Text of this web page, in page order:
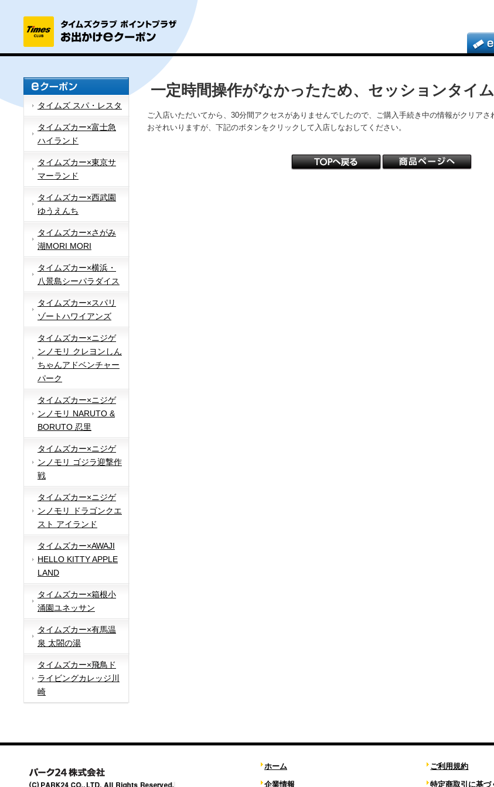
タイムズ スパ・レスタ
タイムズカー×富士急
ハイランド
タイムズカー×東京サ
マーランド
タイムズカー×西武園
ゆうえんち
タイムズカー×さがみ
湖MORI MORI
タイムズカー×横浜・
八景島シーパラダイス
タイムズカー×スパリ
ゾートハワイアンズ
タイムズカー×ニジゲ
ンノモリ クレヨンしん
ちゃんアドベンチャー
パーク
タイムズカー×ニジゲ
ンノモリ NARUTO &
BORUTO 忍里
タイムズカー×ニジゲ
ンノモリ ゴジラ迎撃作
戦
タイムズカー×ニジゲ
ンノモリ ドラゴンクエ
スト アイランド
タイムズカー×AWAJI
HELLO KITTY APPLE
LAND
タイムズカー×箱根小
涌園ユネッサン
タイムズカー×有馬温
泉 太閤の湯
タイムズカー×飛鳥ド
ライビングカレッジ川
崎
一定時間操作がなかったため、セッションタイ
ご入店いただいてから、30分間アクセスがありませんでしたので、ご購入手続き中の情報がクリアさ
おそれいりますが、下記のボタンをクリックして入店しなおしてください。
ホーム
企業情報
ご利用規約
特定商取引に基づ